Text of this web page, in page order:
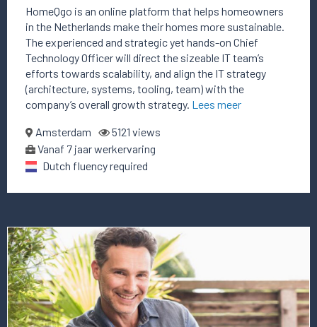
HomeQgo is an online platform that helps homeowners
in the Netherlands make their homes more sustainable.
The experienced and strategic yet hands-on Chief
Technology Officer will direct the sizeable IT team’s
efforts towards scalability, and align the IT strategy
(architecture, systems, tooling, team) with the
company’s overall growth strategy. Lees meer
Amsterdam
5121 views
Vanaf 7 jaar werkervaring
Dutch fluency required
Lees
meer
over
deze
vacature
Chief